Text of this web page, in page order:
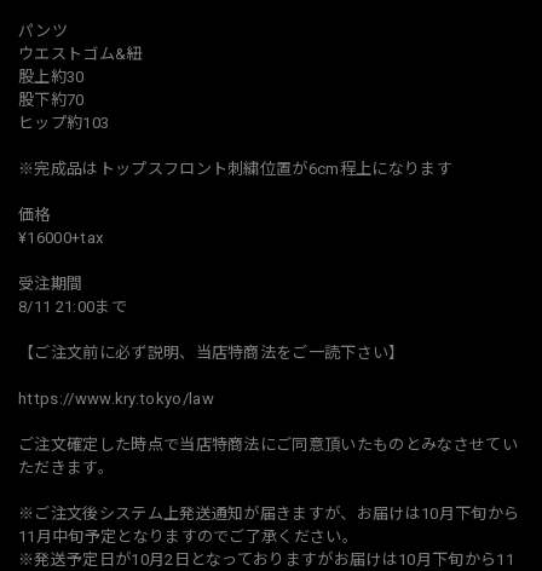
パンツ
ウエストゴム&紐
股上約30
股下約70
ヒップ約103
※完成品はトップスフロント刺繍位置が6cm程上になります
価格
¥16000+tax
受注期間
8/11 21:00まで
【ご注文前に必ず説明、当店特商法をご一読下さい】
https://www.kry.tokyo/law
ご注文確定した時点で当店特商法にご同意頂いたものとみなさせてい
ただきます。
‪※ご注文後システム上発送通知が届きますが、お届けは10月下旬から
11月中旬予定となりますのでご了承ください。
※発送予定日が10月2日となっておりますがお届けは10月下旬から11